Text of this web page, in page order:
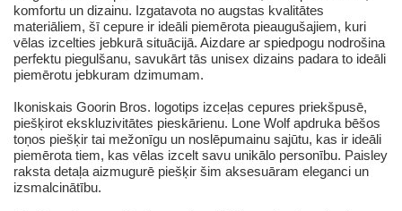
komfortu un dizainu. Izgatavota no augstas kvalitātes
materiāliem, šī cepure ir ideāli piemērota pieaugušajiem, kuri
vēlas izcelties jebkurā situācijā. Aizdare ar spiedpogu nodrošina
perfektu piegulšanu, savukārt tās unisex dizains padara to ideāli
piemērotu jebkuram dzimumam.
Ikoniskais Goorin Bros. logotips izceļas cepures priekšpusē,
piešķirot ekskluzivitātes pieskārienu. Lone Wolf apdruka bēšos
toņos piešķir tai mežonīgu un noslēpumainu sajūtu, kas ir ideāli
piemērota tiem, kas vēlas izcelt savu unikālo personību. Paisley
raksta detaļa aizmugurē piešķir šim aksesuāram eleganci un
izsmalcinātību.